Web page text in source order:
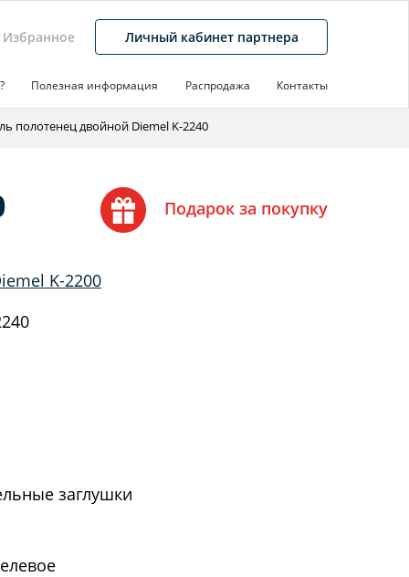
Избранное Личный кабинет партнера
Полезная информация Распродажа Контакты
полотенец двойной Diemel K-2240
Подарок за покупку
K-2200
заглушки